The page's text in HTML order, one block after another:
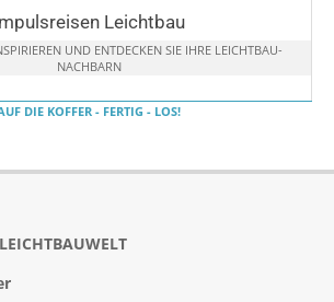
Leichtbau
UND ENTDECKEN SIE IHRE LEICHTBAU-
NACHBARN
DIE KOFFER - FERTIG - LOS!